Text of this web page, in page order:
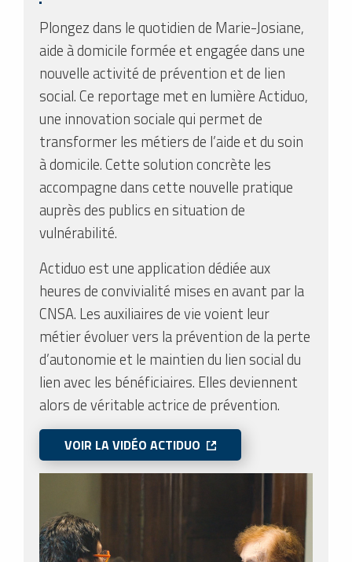
Plongez dans le quotidien de Marie-Josiane,
aide à domicile formée et engagée dans une
nouvelle activité de prévention et de lien
social. Ce reportage met en lumière Actiduo,
une innovation sociale qui permet de
transformer les métiers de l’aide et du soin
à domicile. Cette solution concrète les
accompagne dans cette nouvelle pratique
auprès des publics en situation de
vulnérabilité.
Actiduo est une application dédiée aux
heures de convivialité mises en avant par la
CNSA. Les auxiliaires de vie voient leur
métier évoluer vers la prévention de la perte
d’autonomie et le maintien du lien social du
lien avec les bénéficiaires. Elles deviennent
alors de véritable actrice de prévention.
VOIR LA VIDÉO ACTIDUO